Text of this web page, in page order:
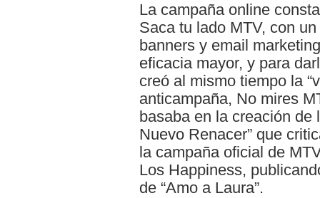
La campaña online
Saca tu lado MTV, con
banners y email
eficacia mayor, y para
creó al mismo tiempo la
anticampaña, No mires
basaba en la creación de
Nuevo Renacer” que
la campaña oficial de
Los Happiness,
de “Amo a Laura”.